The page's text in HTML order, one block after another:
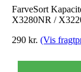
FarveSort
X3280NR /
290 kr. (Vis